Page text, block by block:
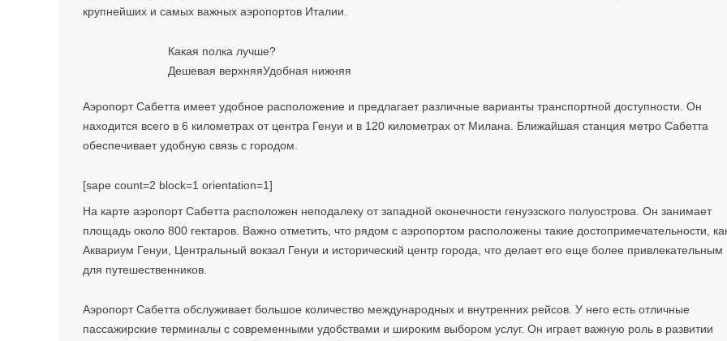
крупнейших и самых важных аэропортов Италии.
Какая полка лучше?
Дешевая верхняяУдобная нижняя
Аэропорт Сабетта имеет удобное расположение и предлагает различные варианты транспортной доступности. Он
находится всего в 6 километрах от центра Генуи и в 120 километрах от Милана. Ближайшая станция метро Сабетта
обеспечивает удобную связь с городом.
[sape count=2 block=1 orientation=1]
На карте аэропорт Сабетта расположен неподалеку от западной оконечности генуэзского полуострова. Он занимает
площадь около 800 гектаров. Важно отметить, что рядом с аэропортом расположены такие достопримечательности,
Аквариум Генуи, Центральный вокзал Генуи и исторический центр города, что делает его еще более привлекательным
для путешественников.
Аэропорт Сабетта обслуживает большое количество международных и внутренних рейсов. У него есть отличные
пассажирские терминалы с современными удобствами и широким выбором услуг. Он играет важную роль в развитии